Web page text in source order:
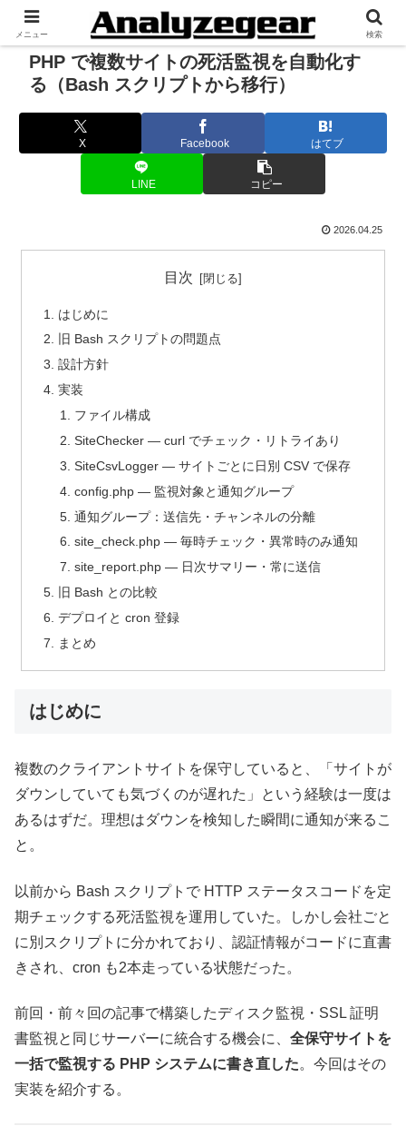
PHP で複数サイトの死活監視を自動化す
る（Bash スクリプトから移行）
X Facebook はてブ
LINE コピー
2026.04.25
目次
はじめに
旧 Bash スクリプトの問題点
設計方針
実装
ファイル構成
SiteChecker — curl でチェック・リトライあり
SiteCsvLogger — サイトごとに日別 CSV で保存
config.php — 監視対象と通知グループ
通知グループ：送信先・チャンネルの分離
site_check.php — 毎時チェック・異常時のみ通知
site_report.php — 日次サマリー・常に送信
旧 Bash との比較
デプロイと cron 登録
まとめ
はじめに
複数のクライアントサイトを保守していると、「サイトが
ダウンしていても気づくのが遅れた」という経験は一度は
あるはずだ。理想はダウンを検知した瞬間に通知が来るこ
と。
以前から Bash スクリプトで HTTP ステータスコードを定
期チェックする死活監視を運用していた。しかし会社ごと
に別スクリプトに分かれており、認証情報がコードに直書
きされ、cron も2本走っている状態だった。
前回・前々回の記事で構築したディスク監視・SSL 証明
書監視と同じサーバーに統合する機会に、 全保守サイトを
一括で監視する PHP システムに書き直した。今回はその
実装を紹介する。
メニュー 検索